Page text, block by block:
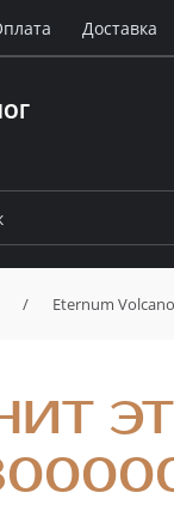
Доставка
/ Eternum